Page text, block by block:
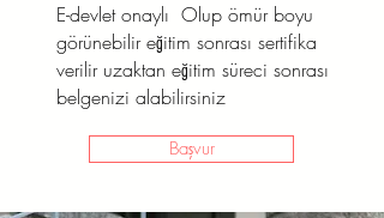
E-devlet onaylı Olup ömür boyu
görünebilir eğitim sonrası sertifika
verilir uzaktan eğitim süreci sonrası
belgenizi alabilirsiniz
Başvur